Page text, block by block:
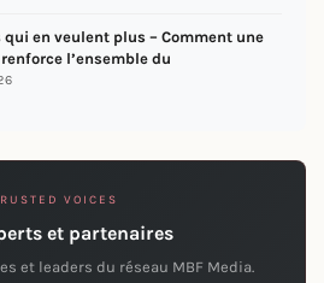
en veulent plus – Comment une
l’ensemble du
VOICES
et partenaires
et leaders du réseau MBF Media.